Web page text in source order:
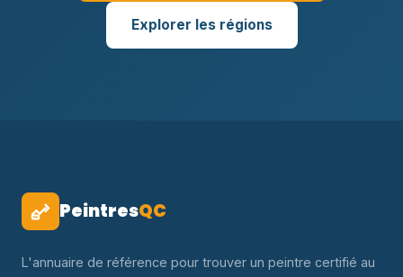
Explorer les régions
PeintresQC
L'annuaire de référence pour trouver un peintre certifié au